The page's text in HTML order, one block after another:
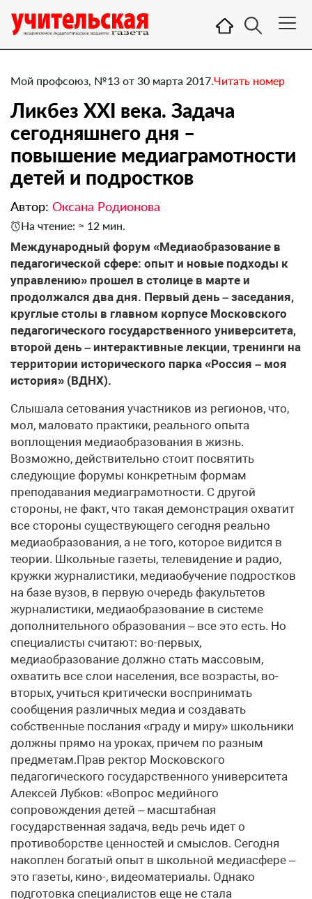
Мой профсоюз, №13 от 30 марта 2017.Читать номер
Ликбез XXI века. Задача
сегодняшнего дня –
повышение медиаграмотности
детей и подростков
Автор: Оксана Родионова
На чтение: ≈ 12 мин.
​Международный форум «Медиаобразование в
педагогической сфере: опыт и новые подходы к
управлению» прошел в столице в марте и
продолжался два дня. Первый день – заседания,
круглые столы в главном корпусе Московского
педагогического государственного университета,
второй день – интерактивные лекции, тренинги на
территории исторического парка «Россия – моя
история» (ВДНХ).
Слышала сетования участников из регионов, что,
мол, маловато практики, реального опыта
воплощения медиаобразования в жизнь.
Возможно, действительно стоит посвятить
следующие форумы конкретным формам
преподавания медиаграмотности. С другой
стороны, не факт, что такая демонстрация охватит
все стороны существующего сегодня реально
медиаобразования, а не того, которое видится в
теории. Школьные газеты, телевидение и радио,
кружки журналистики, медиаобучение подростков
на базе вузов, в первую очередь факультетов
журналистики, медиаобразование в системе
дополнительного образования – все это есть. Но
специалисты считают: во-первых,
медиаобразование должно стать массовым,
охватить все слои населения, все возрасты, во-
вторых, учитьcя критически воспринимать
сообщения различных медиа и создавать
собственные послания «граду и миру» школьники
должны прямо на уроках, причем по разным
предметам.Прав ректор Московского
педагогического государственного университета
Алексей Лубков: «Вопрос медийного
сопровождения детей – масштабная
государственная задача, ведь речь идет о
противоборстве ценностей и смыслов. Сегодня
накоплен богатый опыт в школьной медиасфере –
это газеты, кино-, видеоматериалы. Однако
подготовка специалистов еще не стала